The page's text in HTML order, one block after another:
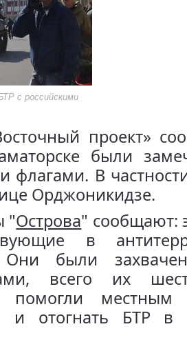
с российскими
проект»
были
флагами. В
Орджоникидзе.
"Острова" сообщают:
в
Они были
всего их
помогли местным
и отогнать БТР в